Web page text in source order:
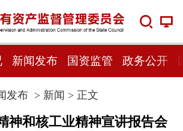
新闻发布 国资监管 政务公开
发布> 新闻 > 正文
神和核工业精神宣讲报告会